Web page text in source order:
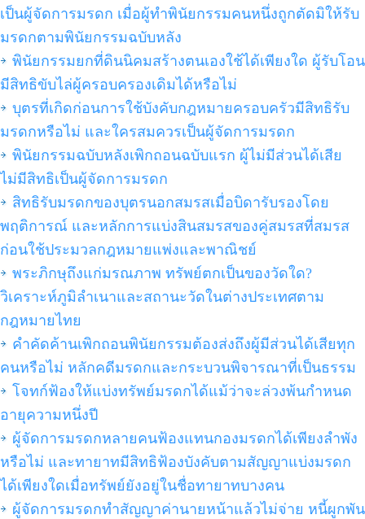
เป็นผู้จัดการมรดก เมื่อผู้ทำพินัยกรรมคนหนึ่งถูกตัดมิให้รับ
มรดกตามพินัยกรรมฉบับหลัง
พินัยกรรมยกที่ดินนิคมสร้างตนเองใช้ได้เพียงใด ผู้รับโอน
มีสิทธิขับไล่ผู้ครอบครองเดิมได้หรือไม่
บุตรที่เกิดก่อนการใช้บังคับกฎหมายครอบครัวมีสิทธิรับ
มรดกหรือไม่ และใครสมควรเป็นผู้จัดการมรดก
พินัยกรรมฉบับหลังเพิกถอนฉบับแรก ผู้ไม่มีส่วนได้เสีย
ไม่มีสิทธิเป็นผู้จัดการมรดก
สิทธิรับมรดกของบุตรนอกสมรสเมื่อบิดารับรองโดย
พฤติการณ์ และหลักการแบ่งสินสมรสของคู่สมรสที่สมรส
ก่อนใช้ประมวลกฎหมายแพ่งและพาณิชย์
พระภิกษุถึงแก่มรณภาพ ทรัพย์ตกเป็นของวัดใด?
วิเคราะห์ภูมิลำเนาและสถานะวัดในต่างประเทศตาม
กฎหมายไทย
คำคัดค้านเพิกถอนพินัยกรรมต้องส่งถึงผู้มีส่วนได้เสียทุก
คนหรือไม่ หลักคดีมรดกและกระบวนพิจารณาที่เป็นธรรม
โจทก์ฟ้องให้แบ่งทรัพย์มรดกได้แม้ว่าจะล่วงพ้นกำหนด
อายุความหนึ่งปี
ผู้จัดการมรดกหลายคนฟ้องแทนกองมรดกได้เพียงลำพัง
หรือไม่ และทายาทมีสิทธิฟ้องบังคับตามสัญญาแบ่งมรดก
ได้เพียงใดเมื่อทรัพย์ยังอยู่ในชื่อทายาทบางคน
ผู้จัดการมรดกทำสัญญาค่านายหน้าแล้วไม่จ่าย หนี้ผูกพัน